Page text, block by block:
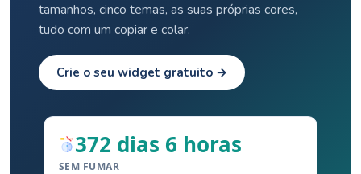
tamanhos, cinco temas, as suas próprias cores,
tudo com um copiar e colar.
Crie o seu widget gratuito →
372 dias 6 horas
SEM FUMAR